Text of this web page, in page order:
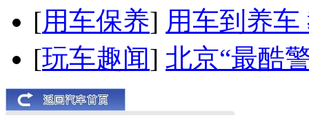
[用车保养] 用车到养
[玩车趣闻] 北京“最酷